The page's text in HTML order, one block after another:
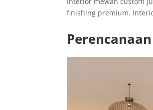
finishing premium.